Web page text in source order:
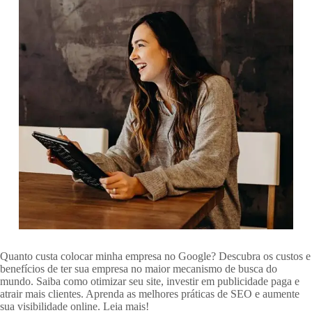
Quanto custa colocar minha empresa no Google? Descubra os custos e
benefícios de ter sua empresa no maior mecanismo de busca do
mundo. Saiba como otimizar seu site, investir em publicidade paga e
atrair mais clientes. Aprenda as melhores práticas de SEO e aumente
sua visibilidade online. Leia mais!